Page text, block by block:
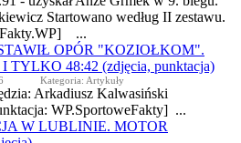
Startowano według II zestawu.
.WP] ...
OPÓR "KOZIOŁKOM".
TYLKO 48:42 (zdjęcia, punktacja)
Kategoria: Artykuły
Arkadiusz Kalwasiński
WP.SportoweFakty] ...
W LUBLINIE. MOTOR